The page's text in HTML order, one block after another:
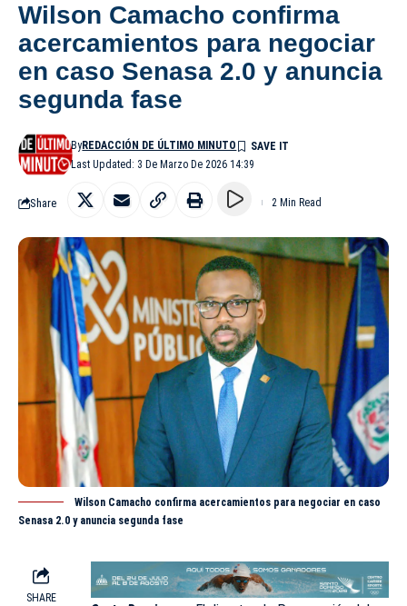
Wilson Camacho confirma
acercamientos para negociar
en caso Senasa 2.0 y anuncia
segunda fase
Last Updated: 3 De Marzo De 2026 14:39
ByREDACCIÓN DE ÚLTIMO MINUTO
Share 2 Min Read
Wilson Camacho confirma acercamientos para negociar en caso
Senasa 2.0 y anuncia segunda fase
SHARE